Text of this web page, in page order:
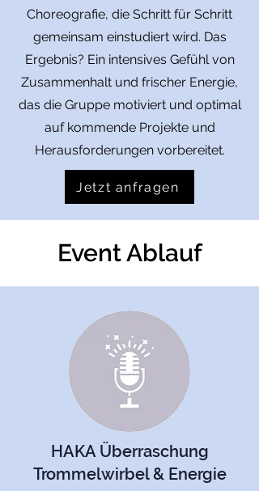
Choreografie, die Schritt für Schritt
gemeinsam einstudiert wird. Das
Ergebnis? Ein intensives Gefühl von
Zusammenhalt und frischer Energie,
das die Gruppe motiviert und optimal
auf kommende Projekte und
Herausforderungen vorbereitet.
Jetzt anfragen
Event Ablauf
HAKA Überraschung
Trommelwirbel & Energie